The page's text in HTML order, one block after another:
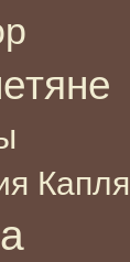
Капля